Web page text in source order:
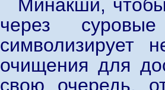
Минакши,
через
символизирует
очищения для
свою очередь,